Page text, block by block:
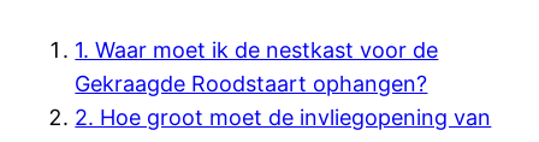
1. Waar moet ik de nestkast voor de
Gekraagde Roodstaart ophangen?
2. Hoe groot moet de invliegopening van